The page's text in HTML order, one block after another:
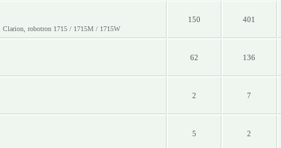
Clarion, robotron 1715 / 1715M / 1715W
150 401
62 136
2 7
5 2